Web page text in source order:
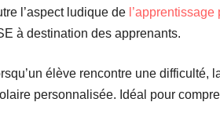
l’aspect ludique de l’apprentissage
à destination des apprenants.
élève rencontre une difficulté,
personnalisée. Idéal pour